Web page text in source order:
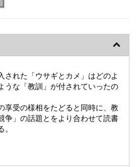
された「ウサギとカメ」はどのよ
うな「教訓」が付されていったの
享受の様相をたどると同時に、教
争」の話題とをより合わせて読書